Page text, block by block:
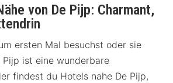
von De Pijp: Charmant,
ersten Mal besuchst oder sie
Pijp ist eine wunderbare
findest du Hotels nahe De Pijp,